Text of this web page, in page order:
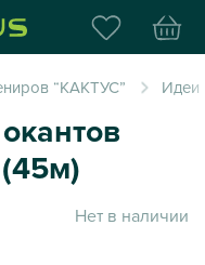
Интернет-магазин
“КАКТУС” Идеи
Нет в наличии